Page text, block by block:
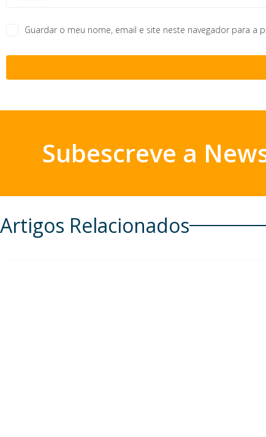
Guardar o meu nome, email e site neste navegador para a
Subescreve a
Artigos Relacionados